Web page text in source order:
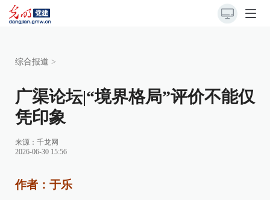
综合报道 >
广渠论坛|“境界格局”评价不能仅
凭印象
来源： 千龙网
2026-06-30 15:56
作者：于乐